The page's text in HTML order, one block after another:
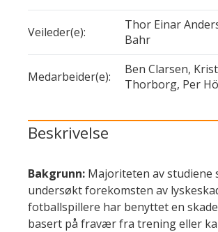
Veileder(e):
Thor Einar
Bahr
Medarbeider(e):
Ben Clarsen,
Thorborg, Per
Beskrivelse
Bakgrunn: Majoriteten av studiene
undersøkt forekomsten av
fotballspillere har benyttet en
basert på fravær fra trening eller